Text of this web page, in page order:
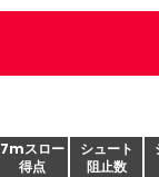
7mスロー
得点
シュート
阻止数